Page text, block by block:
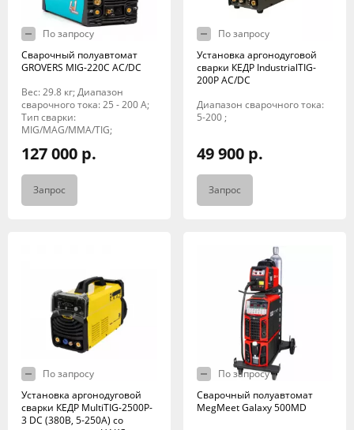
По запросу
Сварочный полуавтомат
GROVERS MIG-220С AC/DC
Вес: 29.8 кг; Диапазон
сварочного тока: 25 - 200 A;
Тип сварки:
MIG/MAG/MMA/TIG;
127 000 р.
Запрос
По запросу
Установка аргонодуговой
сварки КЕДР IndustrialTIG-
200P AC/DC
Диапазон сварочного тока:
5-200 ;
49 900 р.
Запрос
По запросу
Установка аргонодуговой
сварки КЕДР MultiTIG-2500P-
3 DC (380В, 5-250А) со
По запросу
Сварочный полуавтомат
MegMeet Galaxy 500MD